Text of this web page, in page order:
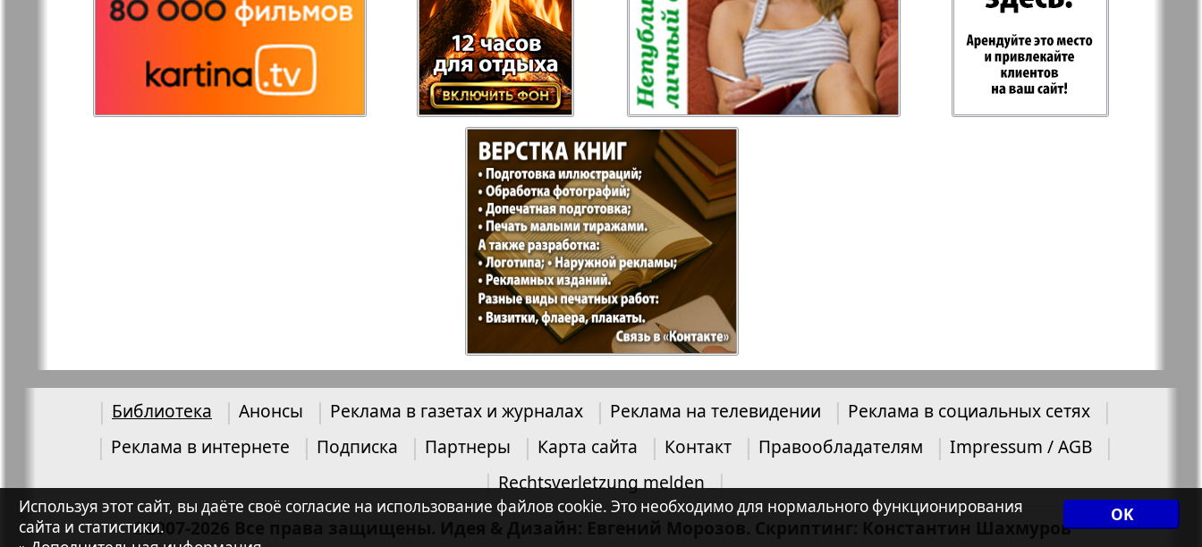
У нас в Баварии У нас в Гамбурге Флирт Хоттабыч
право
Экспресс газета Эрудит-Экстра Эрудит-MIX
Библиотека Анонсы Реклама в газетах и журналах Реклама на телевидении
Реклама в социальных сетях
Реклама в интернете
Подписка Партнеры Карта сайта Контакт Правообладателям
Impressum / AGB
Rechtsverletzung melden
©2007-2026 Все права защищены. Идея & Дизайн: Евгений Морозов. Скриптинг: Константин Шахмуров
OK
Используя этот сайт, вы даёте своё согласие на использование файлов cookie. Это необходимо для нормального функционирования
сайта и статистики.